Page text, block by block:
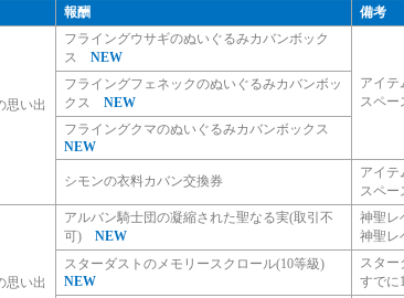
報酬
備考
思い出
フライングウサギのぬいぐるみカバンボック
ス NEW
アイテ
スペー
フライングフェネックのぬいぐるみカバンボッ
クス NEW
フライングクマのぬいぐるみカバンボックス
NEW
シモンの衣料カバン交換券
アイテ
スペー
思い出
アルバン騎士団の凝縮された聖なる実(取引不
可) NEW
神聖レ
神聖レ
スターダストのメモリースクロール(10等級)
NEW
スター
すでに